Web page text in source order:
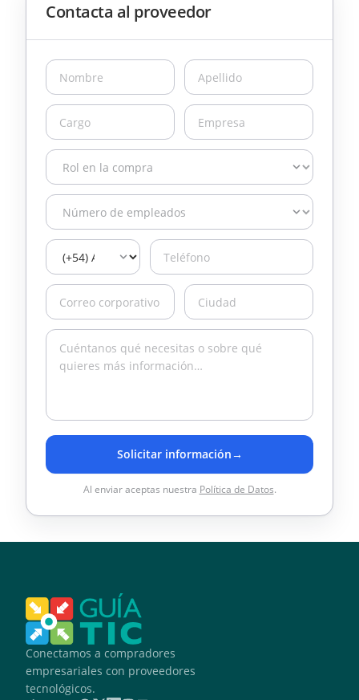
Contacta al proveedor
Solicitar información→
Al enviar aceptas nuestra Política de Datos.
Conectamos a compradores
empresariales con proveedores
tecnológicos.